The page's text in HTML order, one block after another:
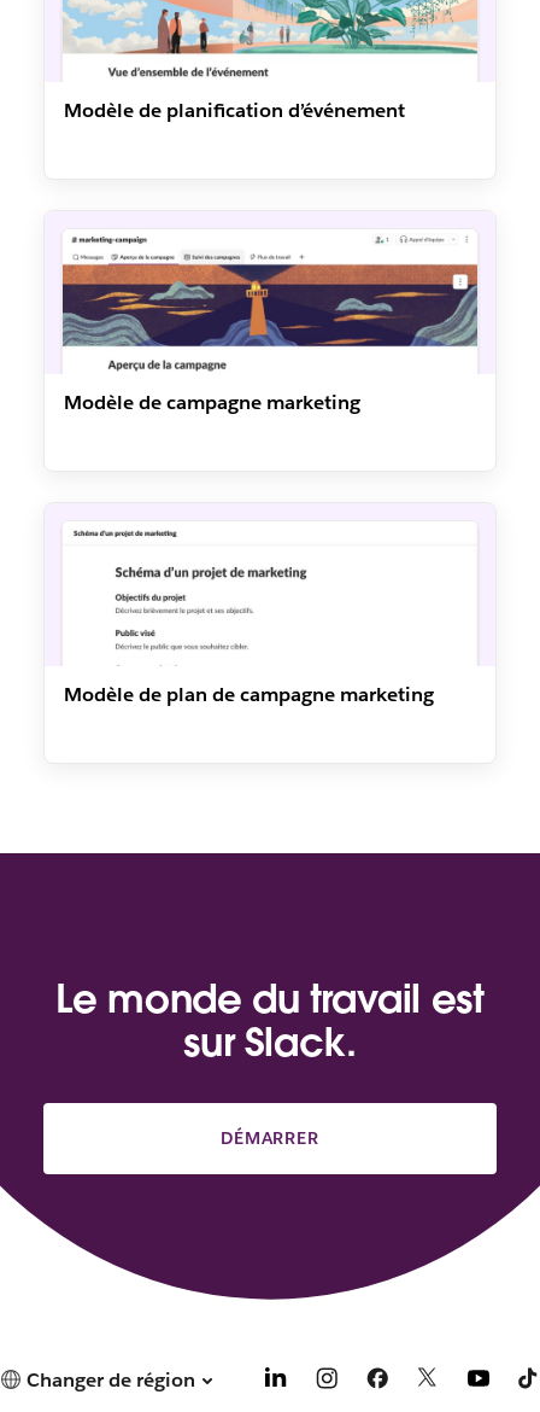
Modèle de planification d’événement
Modèle de campagne marketing
Modèle de plan de campagne marketing
Le monde du travail est
sur Slack.
DÉMARRER
Changer de région